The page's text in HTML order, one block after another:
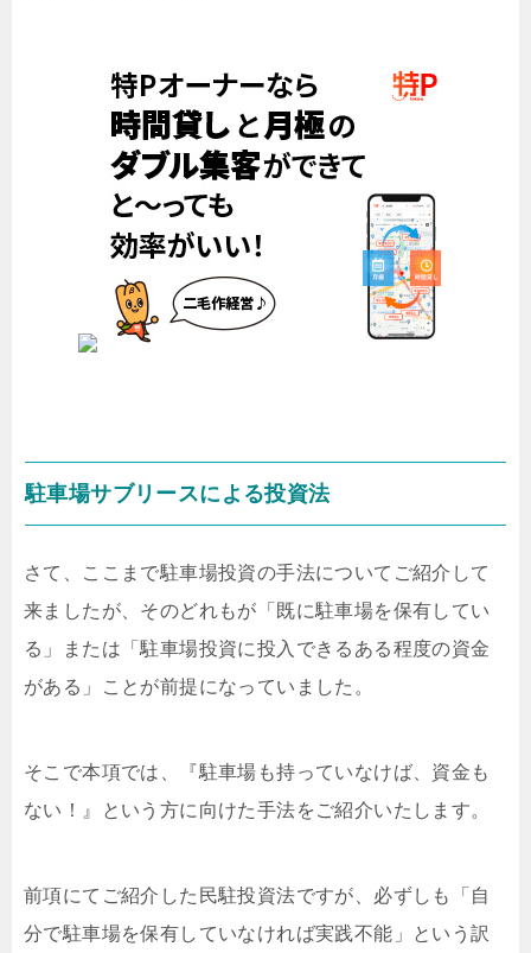
駐車場サブリースによる投資法
さて、ここまで駐車場投資の手法についてご紹介して
来ましたが、そのどれもが「既に駐車場を保有してい
る」または「駐車場投資に投入できるある程度の資金
がある」ことが前提になっていました。
そこで本項では、『駐車場も持っていなけば、資金も
ない！』という方に向けた手法をご紹介いたします。
前項にてご紹介した民駐投資法ですが、必ずしも「自
分で駐車場を保有していなければ実践不能」という訳